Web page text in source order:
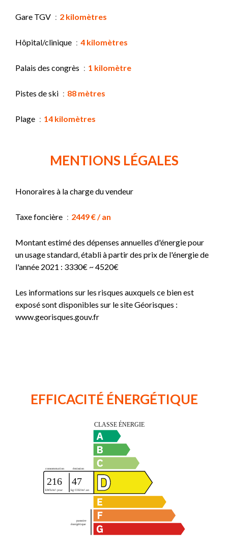
Gare TGV 2 kilomètres
Hôpital/clinique 4 kilomètres
Palais des congrès 1 kilomètre
Pistes de ski 88 mètres
Plage 14 kilomètres
MENTIONS LÉGALES
Honoraires à la charge du vendeur
Taxe foncière 2449 € / an
Montant estimé des dépenses annuelles d'énergie pour
un usage standard, établi à partir des prix de l'énergie de
l'année 2021 : 3330€ ~ 4520€
Les informations sur les risques auxquels ce bien est
exposé sont disponibles sur le site Géorisques :
www.georisques.gouv.fr
EFFICACITÉ ÉNERGÉTIQUE